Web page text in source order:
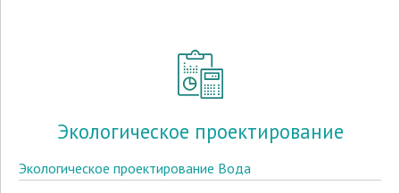
Экологическое проектирование
Экологическое проектирование Вода